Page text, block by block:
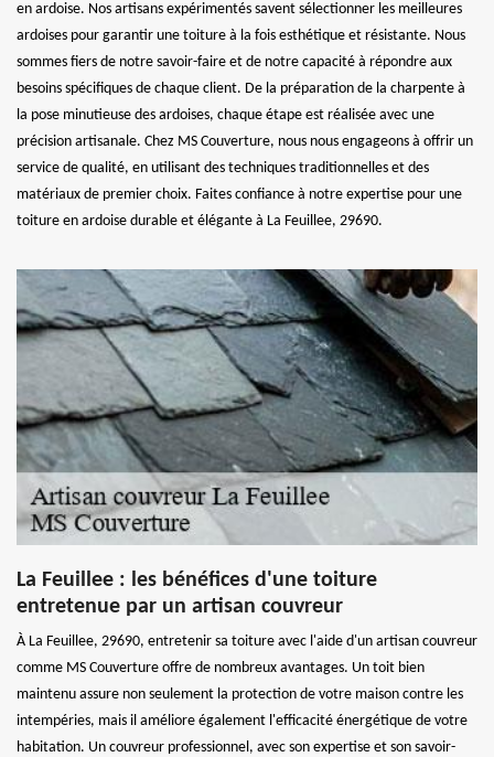
en ardoise. Nos artisans expérimentés savent sélectionner les meilleures
ardoises pour garantir une toiture à la fois esthétique et résistante. Nous
sommes fiers de notre savoir-faire et de notre capacité à répondre aux
besoins spécifiques de chaque client. De la préparation de la charpente à
la pose minutieuse des ardoises, chaque étape est réalisée avec une
précision artisanale. Chez MS Couverture, nous nous engageons à offrir un
service de qualité, en utilisant des techniques traditionnelles et des
matériaux de premier choix. Faites confiance à notre expertise pour une
toiture en ardoise durable et élégante à La Feuillee, 29690.
La Feuillee : les bénéfices d'une toiture
entretenue par un artisan couvreur
À La Feuillee, 29690, entretenir sa toiture avec l'aide d'un artisan couvreur
comme MS Couverture offre de nombreux avantages. Un toit bien
maintenu assure non seulement la protection de votre maison contre les
intempéries, mais il améliore également l'efficacité énergétique de votre
habitation. Un couvreur professionnel, avec son expertise et son savoir-